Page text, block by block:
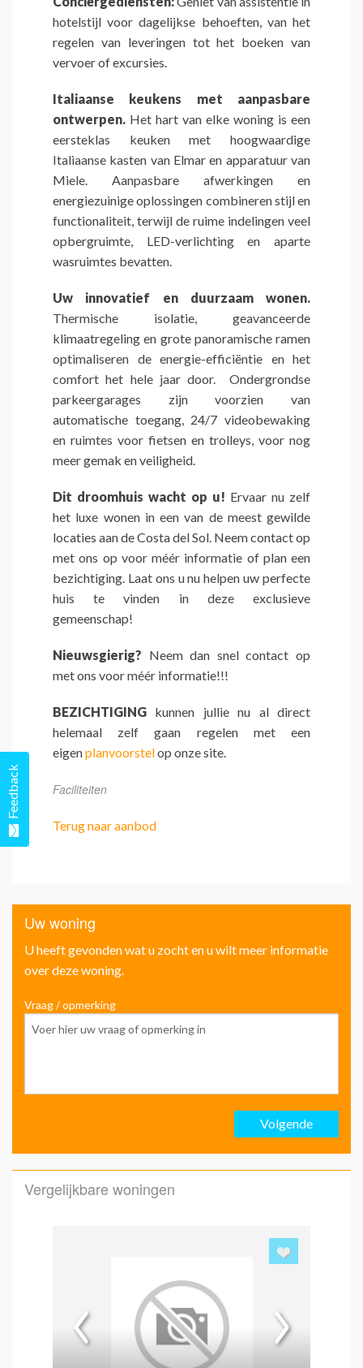
hotelstijl voor dagelijkse behoeften, van het
regelen van leveringen tot het boeken van
vervoer of excursies.
Italiaanse keukens met aanpasbare
ontwerpen. Het hart van elke woning is een
eersteklas keuken met hoogwaardige
Italiaanse kasten van Elmar en apparatuur van
Miele. Aanpasbare afwerkingen en
energiezuinige oplossingen combineren stijl en
functionaliteit, terwijl de ruime indelingen veel
opbergruimte, LED-verlichting en aparte
wasruimtes bevatten.
Uw innovatief en duurzaam wonen.
Thermische isolatie, geavanceerde
klimaatregeling en grote panoramische ramen
optimaliseren de energie-efficiëntie en het
comfort het hele jaar door. Ondergrondse
parkeergarages zijn voorzien van
automatische toegang, 24/7 videobewaking
en ruimtes voor fietsen en trolleys, voor nog
meer gemak en veiligheid.
Dit droomhuis wacht op u! Ervaar nu zelf
het luxe wonen in een van de meest gewilde
locaties aan de Costa del Sol. Neem contact op
met ons op voor méér informatie of plan een
bezichtiging. Laat ons u nu helpen uw perfecte
huis te vinden in deze exclusieve
gemeenschap!
Nieuwsgierig? Neem dan snel contact op
met ons voor méér informatie!!!
BEZICHTIGING kunnen jullie nu al direct
helemaal zelf gaan regelen met een
eigenplanvoorstelop onze site.
Faciliteiten
Terug naar aanbod
Uw woning
U heeft gevonden wat u zocht en u wilt meer informatie
over deze woning.
Vraag / opmerking
Volgende
Vergelijkbare woningen
Feedback